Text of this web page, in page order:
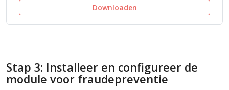
Downloaden
Stap 3: Installeer en configureer de
module voor fraudepreventie